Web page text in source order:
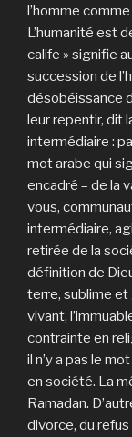
l’homme
L’humanité est
calife » signifie
succession de
désobéissance
leur repentir, dit
intermédiaire :
mot arabe qui
encadré – de la
vous,
intermédiaire,
retirée de la
définition de
terre, sublime et
vivant,
contrainte en
il n’y a pas le
en société. La
Ramadan.
divorce, du refus